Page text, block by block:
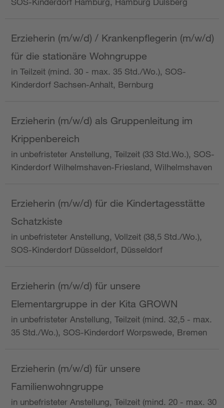
Erzieherin (m/w/d) / Krankenpflegerin (m/w/d)
für die stationäre Wohngruppe
in Teilzeit (mind. 30 - max. 35 Std./Wo.), SOS-
Kinderdorf Sachsen-Anhalt, Bernburg
Erzieherin (m/w/d) als Gruppenleitung im
Krippenbereich
in unbefristeter Anstellung, Teilzeit (33 Std.Wo.), SOS-
Kinderdorf Wilhelmshaven-Friesland, Wilhelmshaven
Erzieherin (m/w/d) für die Kindertagesstätte
Schatzkiste
in unbefristeter Anstellung, Vollzeit (38,5 Std./Wo.),
SOS-Kinderdorf Düsseldorf, Düsseldorf
Erzieherin (m/w/d) für unsere
Elementargruppe in der Kita GROWN
in unbefristeter Anstellung, Teilzeit (mind. 32,5 - max.
35 Std./Wo.), SOS-Kinderdorf Worpswede, Bremen
Erzieherin (m/w/d) für unsere
Familienwohngruppe
in unbefristeter Anstellung, Teilzeit (mind. 20 - max. 30